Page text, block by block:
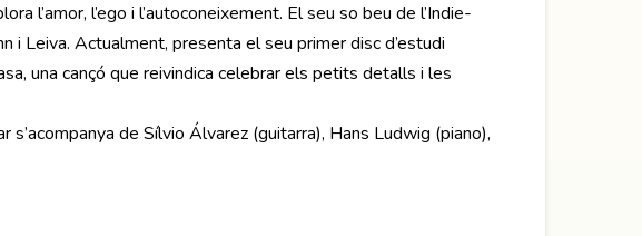
l’amor, l’ego i l’autoconeixement. El seu so beu de l’Indie-
i Leiva. Actualment, presenta el seu primer disc d’estudi
una cançó que reivindica celebrar els petits detalls i les
s’acompanya de Sílvio Álvarez (guitarra), Hans Ludwig (piano),